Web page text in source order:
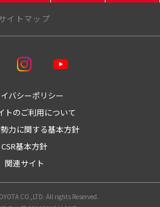
イトマップ
バシーポリシー
トのご利用について
力に関する基本方針
CSR基本方針
関連サイト
CO.,LTD. All rights Reserved.